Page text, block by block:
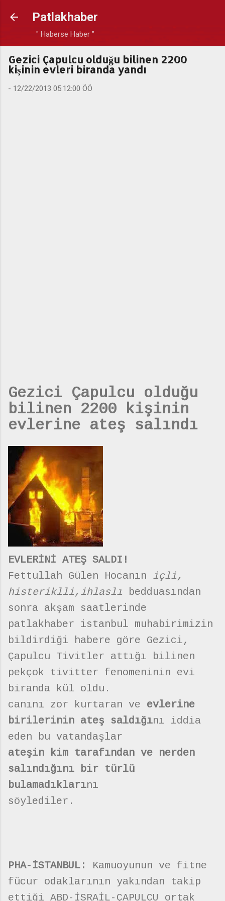
Ana içeriğe atla
Patlakhaber
" Haberse Haber "
Gezici Çapulcu olduğu bilinen 2200
kişinin evleri biranda yandı
- 12/22/2013 05:12:00 ÖÖ
Gezici Çapulcu olduğu
bilinen 2200 kişinin
evlerine ateş salındı
EVLERİNİ ATEŞ SALDI!
Fettullah Gülen Hocanın içli,
histeriklli,ihlaslı bedduasından
sonra akşam saatlerinde
patlakhaber istanbul muhabirimizin
bildirdiği habere göre Gezici,
Çapulcu Tivitler attığı bilinen
pekçok tivitter fenomeninin evi
biranda kül oldu.
canını zor kurtaran ve evlerine
birilerinin ateş saldığını iddia
eden bu vatandaşlar
ateşin kim tarafından ve nerden
salındığını bir türlü
bulamadıklarını
söylediler.
PHA-İSTANBUL:
Kamuoyunun ve fitne
fücur odaklarının yakından takip
ettiği ABD-İSRAİL-ÇAPULCU ortak